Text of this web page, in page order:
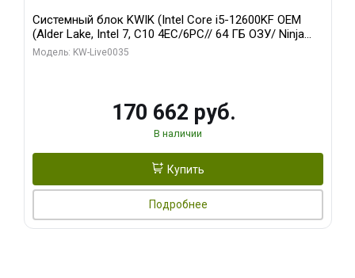
Системный блок KWIK (Intel Core i5-12600KF OEM
(Alder Lake, Intel 7, C10 4EC/6PC// 64 ГБ ОЗУ/ Ninja
Sinotex GTX1650 4GB 128bit GDDR6 DVI DP HDMI 2/
Модель: KW-Live0035
170 662 руб.
В наличии
Купить
Подробнее